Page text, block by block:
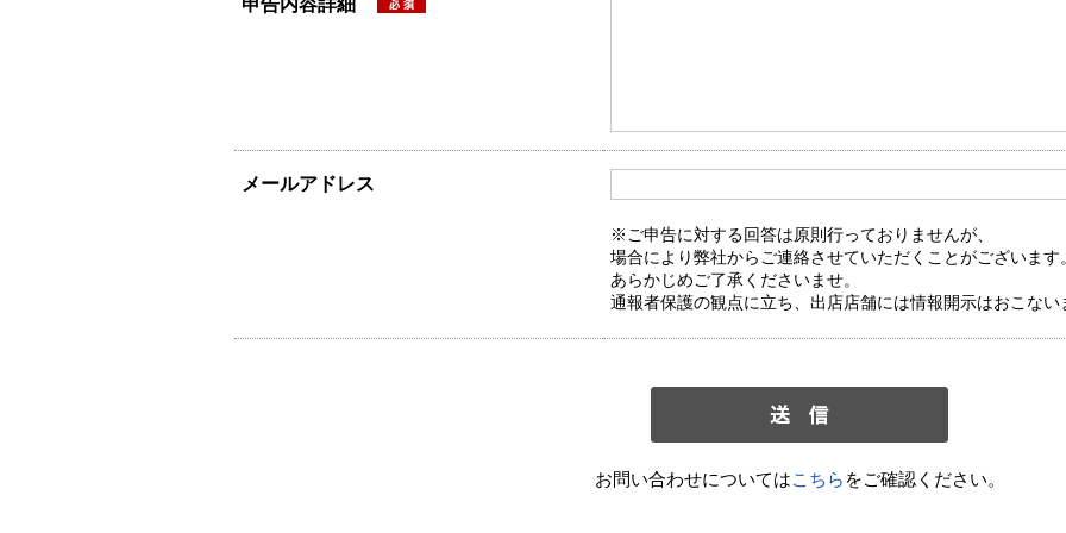
申告内容詳細
メールアドレス
※ご申告に対する回答は原則行っておりませんが、
場合により弊社からご連絡させていただくことがございます。
あらかじめご了承くださいませ。
通報者保護の観点に立ち、出店店舗には情報開示はおこない
お問い合わせについてはこちら をご確認ください。